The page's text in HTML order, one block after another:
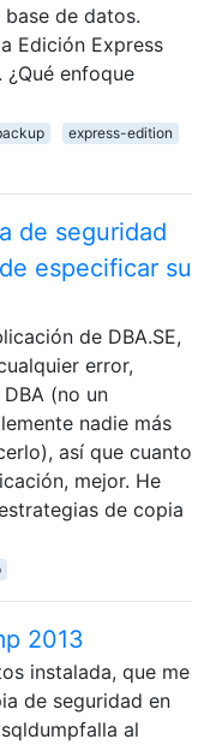
de datos.
Edición Express
¿Qué enfoque
express-edition
de seguridad
especificar su
de DBA.SE,
error,
DBA (no un
nadie más
así que cuanto
mejor. He
de copia
2013
instalada, que me
de seguridad en
al